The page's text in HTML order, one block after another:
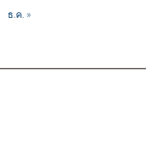
ธ.ค. »